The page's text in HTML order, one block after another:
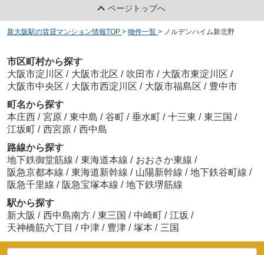
ページトップへ
新大阪駅の賃貸マンション情報TOP > 物件一覧 > ノルデンハイム新北野
市区町村から探す
大阪市淀川区 / 大阪市北区 / 吹田市 / 大阪市東淀川区 /
大阪市中央区 / 大阪市西淀川区 / 大阪市福島区 / 豊中市
町名から探す
本庄西 / 宮原 / 東中島 / 谷町 / 垂水町 / 十三東 / 東三国 /
江坂町 / 西宮原 / 西中島
路線から探す
地下鉄御堂筋線 / 東海道本線 / おおさか東線 /
阪急京都本線 / 東海道新幹線 / 山陽新幹線 / 地下鉄谷町線 /
阪急千里線 / 阪急宝塚本線 / 地下鉄堺筋線
駅から探す
新大阪 / 西中島南方 / 東三国 / 中崎町 / 江坂 /
天神橋筋六丁目 / 中津 / 豊津 / 塚本 / 三国